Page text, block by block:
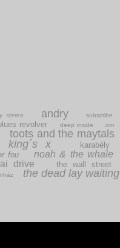
stereo andry subscribe
revolver deep inside
om
toots and the maytals
king´s x karabély
fou noah & the whale
drive the wall street
the dead lay waiting